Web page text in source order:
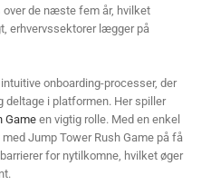
over de næste fem år, hvilket
erhvervssektorer lægger på
onboarding-processer, der
deltage i platformen. Her spiller
Game en vigtig rolle. Med en enkel
Jump Tower Rush Game på få
for nytilkomne, hvilket øger